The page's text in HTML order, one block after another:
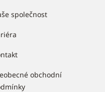
společnost
obchodní